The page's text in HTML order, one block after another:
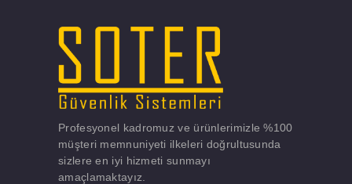
Profesyonel kadromuz ve ürünlerimizle %100
müşteri memnuniyeti ilkeleri doğrultusunda
sizlere en iyi hizmeti sunmayı
amaçlamaktayız.